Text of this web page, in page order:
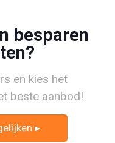
besparen
en kies het
beste aanbod!
▸